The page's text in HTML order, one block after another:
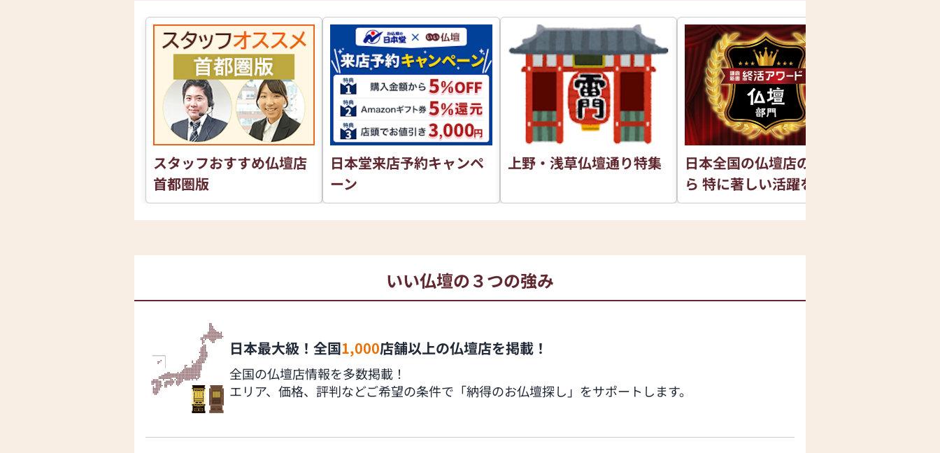
スタッフおすすめ仏壇店
首都圏版
日本堂来店予約キャンペ
ーン
上野・浅草仏壇通り特集
日本全国の仏壇店の中か
ら 特に著しい活躍をした
仏壇店を表彰させていた
だきました
いい仏壇の３つの強み
日本最大級！全国1,000店舗以上の仏壇店を掲載！
全国の仏壇店情報を多数掲載！
エリア、価格、評判などご希望の条件で「納得のお仏壇探し」をサポートします。